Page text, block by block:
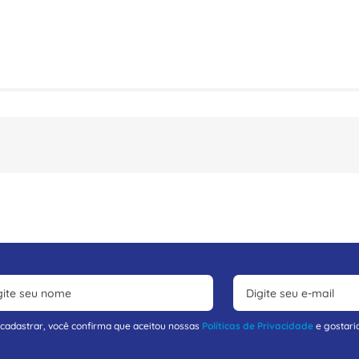
você confirma que aceitou nossas Políticas de Privacidade e